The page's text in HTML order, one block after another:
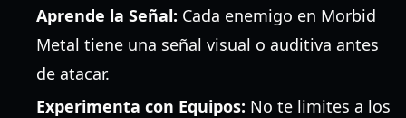
Aprende la Señal: Cada enemigo en Morbid
Metal tiene una señal visual o auditiva antes
de atacar.
Experimenta con Equipos: No te limites a los